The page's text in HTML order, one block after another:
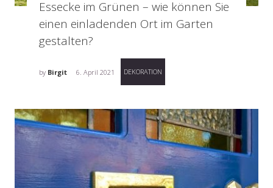
Essecke im Grünen – wie können Sie
einen einladenden Ort im Garten
gestalten?
by Birgit 6. April 2021 DEKORATION